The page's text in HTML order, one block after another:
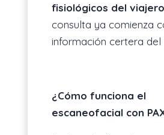
fisiológicos del viajero
consulta ya comienza
información certera del
¿Cómo funciona el
escaneofacial con